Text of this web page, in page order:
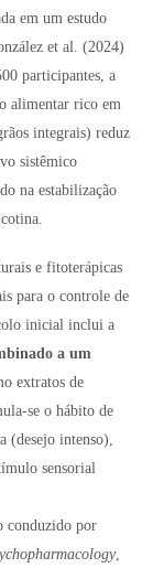
em um estudo
et al. (2024)
participantes, a
alimentar rico em
integrais) reduz
sistêmico
na estabilização
e fitoterápicas
para o controle de
inicial inclui a
a um
extratos de
se o hábito de
(desejo intenso),
sensorial
conduzido por
,